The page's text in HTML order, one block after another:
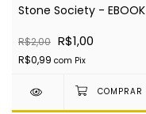
Stone Society - EBOOK
R$2,00 R$1,00
R$0,99 com Pix